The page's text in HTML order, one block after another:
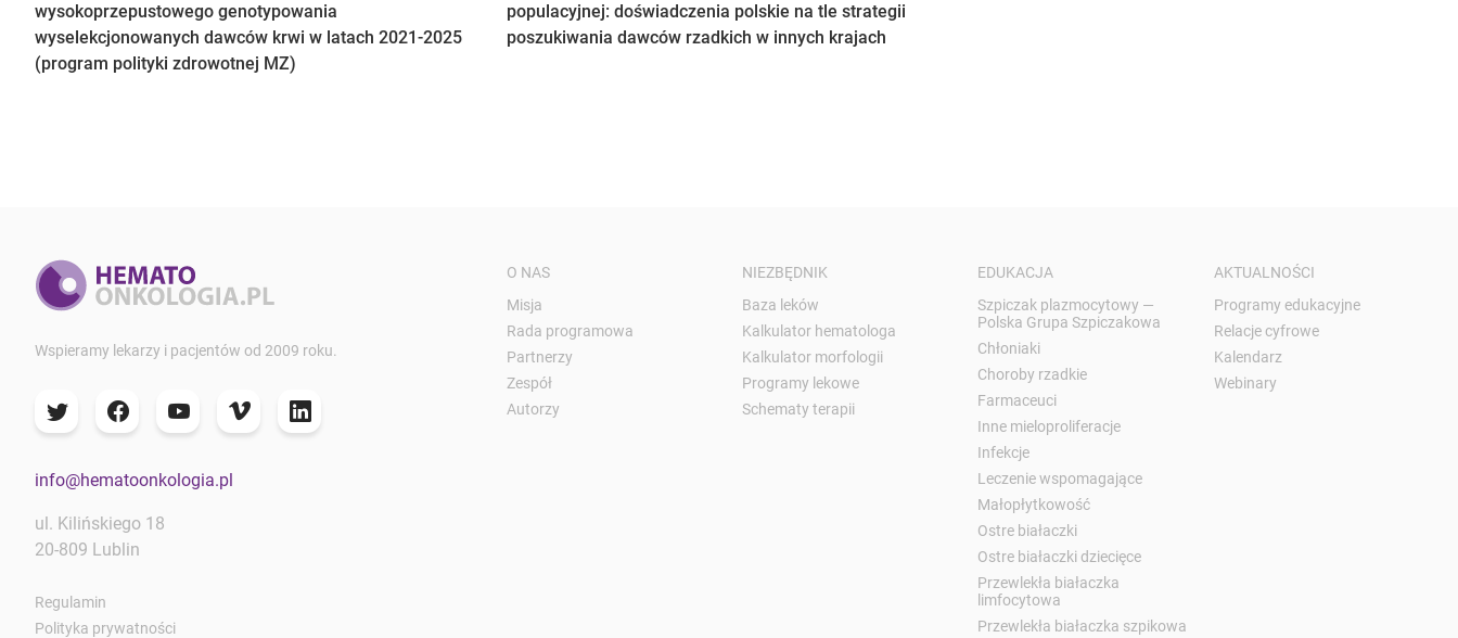
wysokoprzepustowego genotypowania
wyselekcjonowanych dawców krwi w latach 2021-2025
(program polityki zdrowotnej MZ)
populacyjnej: doświadczenia polskie na tle strategii
poszukiwania dawców rzadkich w innych krajach
Wspieramy lekarzy i pacjentów od 2009 roku.
info@hematoonkologia.pl
ul. Kilińskiego 18
20-809 Lublin
Regulamin
Polityka prywatności
O NAS
Misja
Rada programowa
Partnerzy
Zespół
Autorzy
NIEZBĘDNIK
Baza leków
Kalkulator hematologa
Kalkulator morfologii
Programy lekowe
Schematy terapii
EDUKACJA
Szpiczak plazmocytowy —
Polska Grupa Szpiczakowa
Chłoniaki
Choroby rzadkie
Farmaceuci
Inne mieloproliferacje
Infekcje
Leczenie wspomagające
Małopłytkowość
Ostre białaczki
Ostre białaczki dziecięce
Przewlekła białaczka
limfocytowa
Przewlekła białaczka szpikowa
AKTUALNOŚCI
Programy edukacyjne
Relacje cyfrowe
Kalendarz
Webinary